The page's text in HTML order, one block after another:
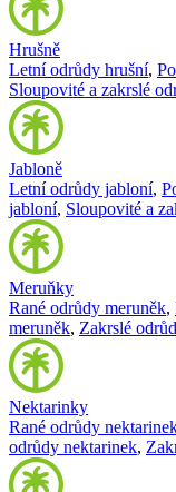
Hrušně
Letní odrůdy hrušní,
Sloupovité a zakrslé
Jabloně
Letní odrůdy jabloní,
jabloní, Sloupovité a
Meruňky
Rané odrůdy meruněk,
meruněk, Zakrslé
Nektarinky
Rané odrůdy
odrůdy nektarinek,